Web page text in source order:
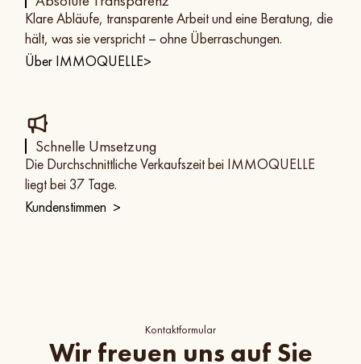
Klare Abläufe, transparente Arbeit und eine Beratung, die
hält, was sie verspricht – ohne Überraschungen.
Über IMMOQUELLE>
Schnelle Umsetzung
Die Durchschnittliche Verkaufszeit bei IMMOQUELLE
liegt bei 37 Tage.
Kundenstimmen >
Kontaktformular
Wir freuen uns auf Sie